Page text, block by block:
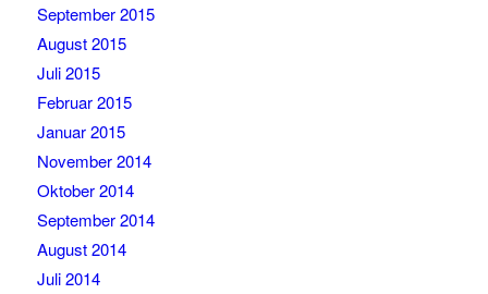
September 2015
August 2015
Juli 2015
Februar 2015
Januar 2015
November 2014
Oktober 2014
September 2014
August 2014
Juli 2014